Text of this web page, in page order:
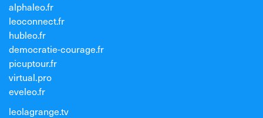
alphaleo.fr
leoconnect.fr
hubleo.fr
democratie-courage.fr
picuptour.fr
virtual.pro
eveleo.fr
leolagrange.tv